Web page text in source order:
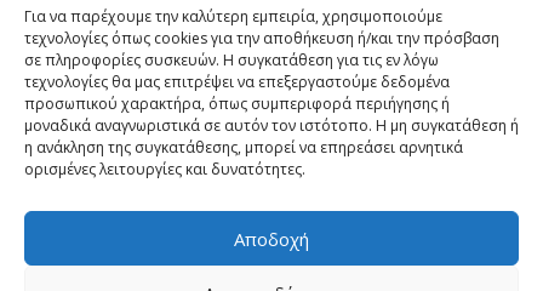
Για να παρέχουμε την καλύτερη εμπειρία, χρησιμοποιούμε
τεχνολογίες όπως cookies για την αποθήκευση ή/και την πρόσβαση
σε πληροφορίες συσκευών. Η συγκατάθεση για τις εν λόγω
τεχνολογίες θα μας επιτρέψει να επεξεργαστούμε δεδομένα
προσωπικού χαρακτήρα, όπως συμπεριφορά περιήγησης ή
μοναδικά αναγνωριστικά σε αυτόν τον ιστότοπο. Η μη συγκατάθεση ή
η ανάκληση της συγκατάθεσης, μπορεί να επηρεάσει αρνητικά
ορισμένες λειτουργίες και δυνατότητες.
Αποδοχή
Πλουτάρχου 3, 10675 Αθήνα
Email επικοινωνίας:pisinfo@pis.gr